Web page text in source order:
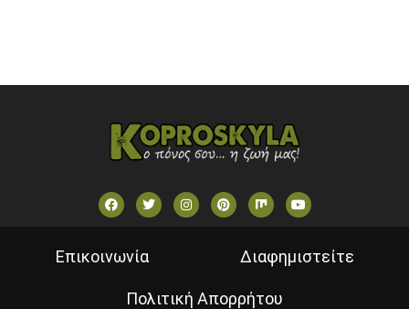
Επικοινωνία Διαφημιστείτε
Πολιτική Απορρήτου